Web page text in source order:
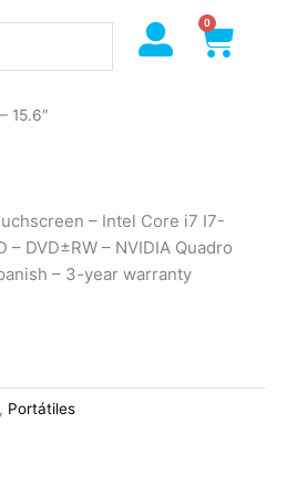
0
Cart
15.6″
– Intel Core i7 I7-
– DVD±RW – NVIDIA Quadro
– 3-year warranty
, Portátiles